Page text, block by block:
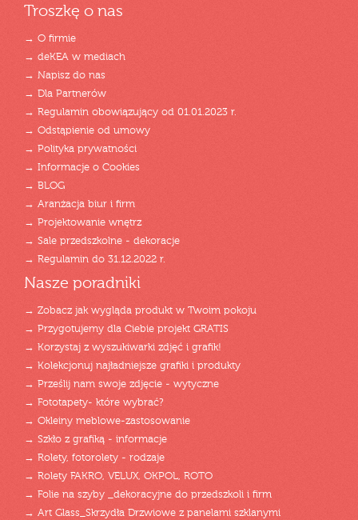
Troszkę o nas
→ O firmie
→ deKEA w mediach
→ Napisz do nas
→ Dla Partnerów
→ Regulamin obowiązujący od 01.01.2023 r.
→ Odstąpienie od umowy
→ Polityka prywatności
→ Informacje o Cookies
→ BLOG
→ Aranżacja biur i firm
→ Projektowanie wnętrz
→ Sale przedszkolne - dekoracje
→ Regulamin do 31.12.2022 r.
Nasze poradniki
→ Zobacz jak wygląda produkt w Twoim pokoju
→ Przygotujemy dla Ciebie projekt GRATIS
→ Korzystaj z wyszukiwarki zdjęć i grafik!
→ Kolekcjonuj najładniejsze grafiki i produkty
→ Prześlij nam swoje zdjęcie - wytyczne
→ Fototapety- które wybrać?
→ Okleiny meblowe-zastosowanie
→ Szkło z grafiką - informacje
→ Rolety, fotorolety - rodzaje
→ Rolety FAKRO, VELUX, OKPOL, ROTO
→ Folie na szyby _dekoracyjne do przedszkoli i firm
→ Art Glass_Skrzydła Drzwiowe z panelami szklanymi